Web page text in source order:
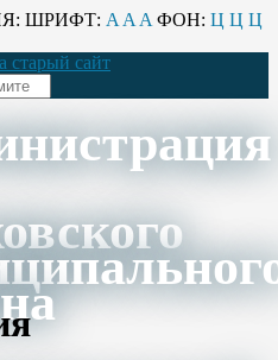
ШРИФТ: A A A ФОН: Ц Ц Ц
старый сайт